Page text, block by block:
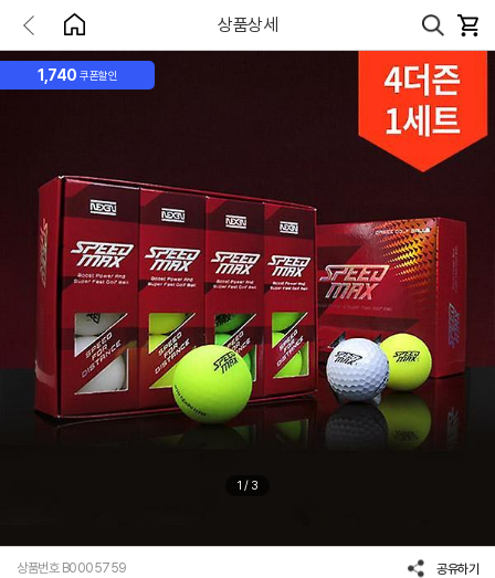
상품상세
1,740 쿠폰할인
1 / 3
상품번호 B0005759 공유하기